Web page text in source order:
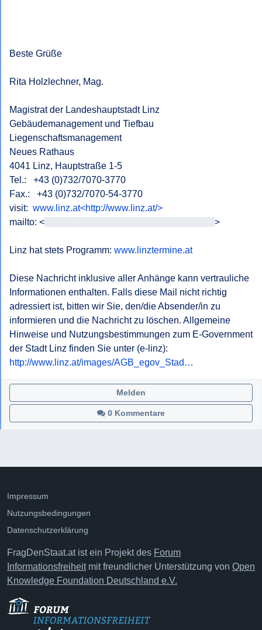
Beste Grüße
Rita Holzlechner, Mag.
Magistrat der Landeshauptstadt Linz
Gebäudemanagement und Tiefbau
Liegenschaftsmanagement
Neues Rathaus
4041 Linz, Hauptstraße 1-5
Tel.:   +43 (0)732/7070-3770
Fax.:   +43 (0)732/7070-54-3770
visit: www.linz.at<http://www.linz.at/>
mailto: <
>
Linz hat stets Programm: www.linztermine.at
Diese Nachricht inklusive aller Anhänge kann vertrauliche
Informationen enthalten. Falls diese Mail nicht richtig
adressiert ist, bitten wir Sie, den/die Absender/in zu
informieren und die Nachricht zu löschen. Allgemeine
Hinweise und Nutzungsbestimmungen zum E-Government
der Stadt Linz finden Sie unter (e-linz):
http://www.linz.at/images/AGB_egov_Stad…
0 Kommentare
Melden
Impressum
Nutzungsbedingungen
Datenschutzerklärung
FragDenStaat.at ist ein Projekt des Forum
Informationsfreiheitmit freundlicher Unterstützung von Open
Knowledge Foundation Deutschland e.V.